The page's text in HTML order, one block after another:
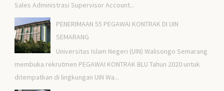
Sales Administrasi Supervisor Account...
PENERIMAAN 55 PEGAWAI KONTRAK DI UIN
SEMARANG
Universitas Islam Negeri (UIN) Walisongo Semarang
membuka rekrutmen PEGAWAI KONTRAK BLU Tahun 2020 untuk
ditempatkan di lingkungan UIN Wa...